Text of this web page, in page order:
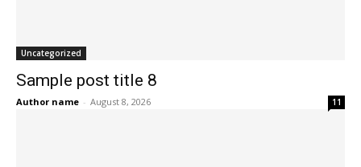
Uncategorized
Sample post title 8
Author name - August 8, 2026 11